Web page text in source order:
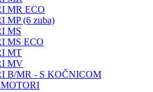
MR ECO
MP (6 zuba)
MS
MS ECO
MT
MV
B/MR - S KOČNICOM